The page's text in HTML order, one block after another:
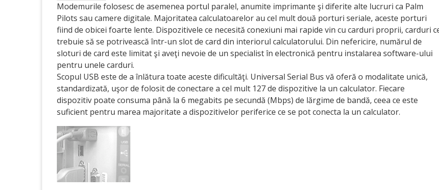
Modemurile folosesc de asemenea portul paralel, anumite imprimante şi diferite alte lucruri ca Palm
Pilots sau camere digitale. Majoritatea calculatoarelor au cel mult două porturi seriale, aceste porturi
fiind de obicei foarte lente. Dispozitivele ce necesită conexiuni mai rapide vin cu carduri proprii, carduri
trebuie să se potrivească într-un slot de card din interiorul calculatorului. Din nefericire, numărul de
sloturi de card este limitat şi aveţi nevoie de un specialist în electronică pentru instalarea software-ului
pentru unele carduri.
Scopul USB este de a înlătura toate aceste dificultăţi. Universal Serial Bus vă oferă o modalitate unică,
standardizată, uşor de folosit de conectare a cel mult 127 de dispozitive la un calculator. Fiecare
dispozitiv poate consuma până la 6 megabits pe secundă (Mbps) de lărgime de bandă, ceea ce este
suficient pentru marea majoritate a dispozitivelor periferice ce se pot conecta la un calculator.